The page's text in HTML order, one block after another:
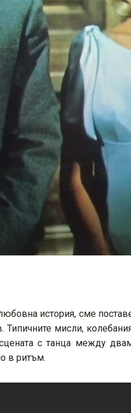
история, сме
мисли,
с танца между
в ритъм.